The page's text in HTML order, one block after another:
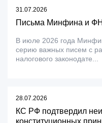
31.07.2026
Письма Минфина и
В июле 2026 года
серию важных писем с
налогового законодате...
28.07.2026
КС РФ подтвердил
конституционных